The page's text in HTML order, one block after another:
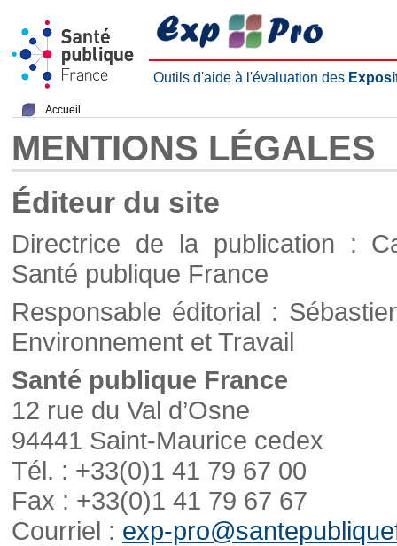
Outils d'aide à l'évaluation des
Accueil
MENTIONS LÉGALES
Éditeur du site
Directrice de la publication :
Santé publique France
Responsable éditorial :
Environnement et Travail
Santé publique France
12 rue du Val d’Osne
94441 Saint-Maurice cedex
Tél. : +33(0)1 41 79 67 00
Fax : +33(0)1 41 79 67 67
Courriel : exp-